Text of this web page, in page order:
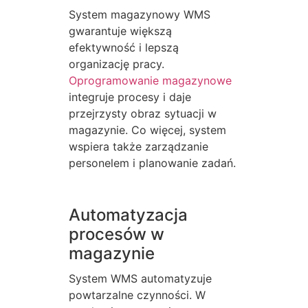
System magazynowy WMS
gwarantuje większą
efektywność i lepszą
organizację pracy.
Oprogramowanie magazynowe
integruje procesy i daje
przejrzysty obraz sytuacji w
magazynie. Co więcej, system
wspiera także zarządzanie
personelem i planowanie zadań.
Automatyzacja
procesów w
magazynie
System WMS automatyzuje
powtarzalne czynności. W